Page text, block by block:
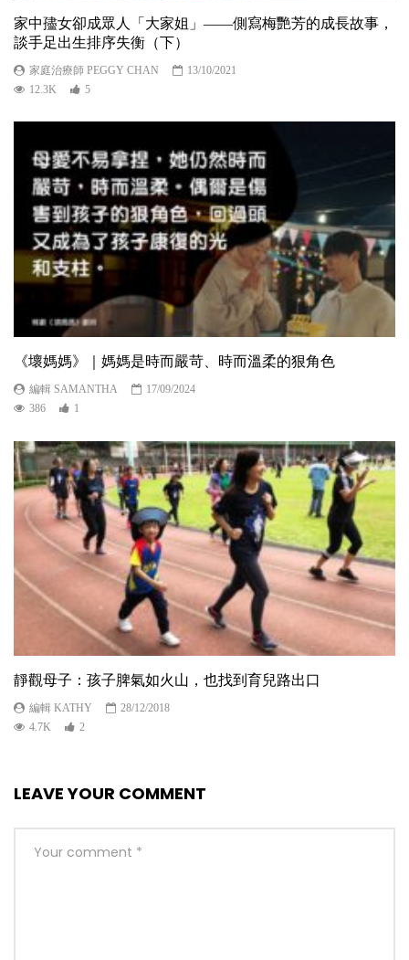
家中孻女卻成眾人「大家姐」——側寫梅艷芳的成長故事，
談手足出生排序失衡（下）
家庭治療師 PEGGY CHAN
13/10/2021
12.3K
5
《壞媽媽》｜媽媽是時而嚴苛、時而溫柔的狠角色
編輯 SAMANTHA
17/09/2024
386
1
靜觀母子：孩子脾氣如火山，也找到育兒路出口
編輯 KATHY
28/12/2018
4.7K
2
LEAVE YOUR COMMENT